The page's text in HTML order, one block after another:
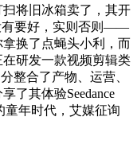
将旧冰箱卖了，其开
有要好，实则否则——
换了点蝇头小利，而
研发一款视频剪辑类
整合了产物、运营、
了其体验Seedance
童年时代，艾媒征询